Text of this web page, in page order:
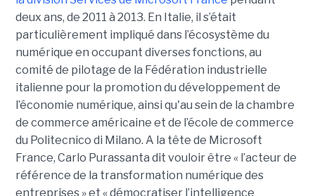
deux ans, de 2011 à 2013. En Italie, il s’était
particulièrement impliqué dans l’écosystème du
numérique en occupant diverses fonctions, au
comité de pilotage de la Fédération industrielle
italienne pour la promotion du développement de
l’économie numérique, ainsi qu'au sein de la chambre
de commerce américaine et de l’école de commerce
du Politecnico di Milano. A la tête de Microsoft
France, Carlo Purassanta dit vouloir être « l’acteur de
référence de la transformation numérique des
entreprises » et « démocratiser l’intelligence